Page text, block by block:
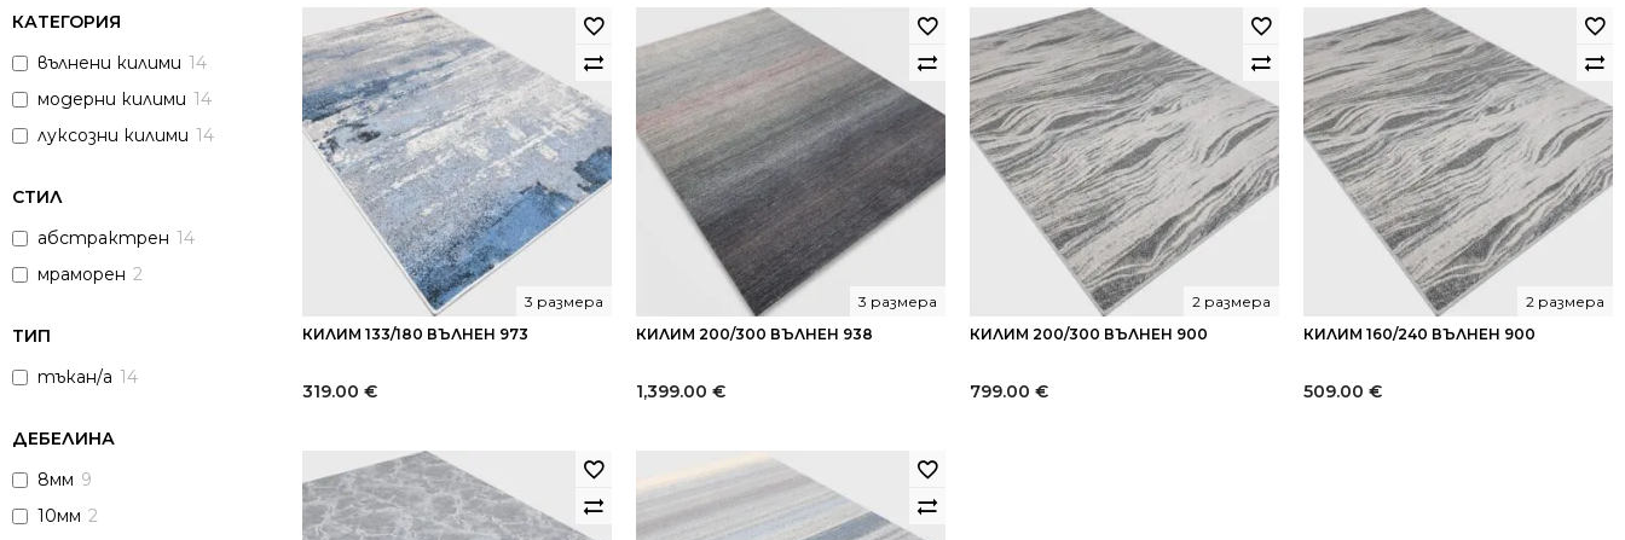
КАТЕГОРИЯ
вълнени килими 14
модерни килими 14
луксозни килими 14
СТИЛ
абстрактрен 14
мраморен 2
ТИП
тъкан/а 14
ДЕБЕЛИНА
8мм 9
10мм 2
КИЛИМ 133/180 ВЪЛНЕН 973
3 размера
319.00 €
КИЛИМ 200/300 ВЪЛНЕН 938
3 размера
1,399.00 €
КИЛИМ 200/300 ВЪЛНЕН 900
2 размера
799.00 €
КИЛИМ 160/240 ВЪЛНЕН 900
2 размера
509.00 €